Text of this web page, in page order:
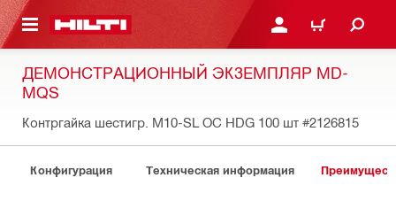
КОНТЕНТУ ВОЙДИТЕ В СВОЮ
КОРЗИНА
ДЕМОНСТРАЦИОННЫЙ ЭКЗЕМПЛЯР MD-
MQS
Контргайка шестигр. M10-SL OC HDG 100 шт #2126815
Конфигурация Техническая информация